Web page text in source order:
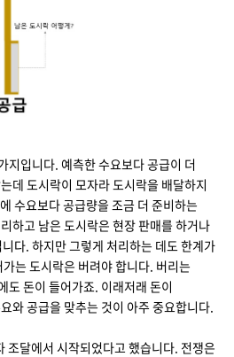
지입니다. 예측한 수요보다 공급이 더
데 도시락이 모자라 도시락을 배달하지
수요보다 공급량을 조금 더 준비하는
하고 남은 도시락은 현장 판매를 하거나
다. 하지만 그렇게 처리하는 데도 한계가
는 도시락은 버려야 합니다. 버리는
도 돈이 들어가죠. 이래저래 돈이
와 공급을 맞추는 것이 아주 중요합니다.
조달에서 시작되었다고 했습니다. 전쟁은